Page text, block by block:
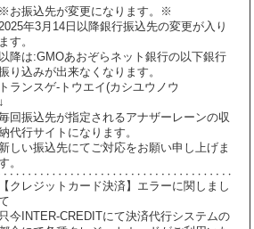
※お振込先が変更になります。※
2025年3月14日以降銀行振込先の変更が入り
ます。
以降は:GMOあおぞらネット銀行の以下銀行
り込みが出来なくなります。
トランスゲ-トウエイ(カシユウノウ
↓
回振込先が指定されるアナザーレーンの収
代行サイトになります。
新しい振込先にてご対応をお願い申し上げま
。
【クレジットカード決済】エラーに関しまし
只今INTER-CREDITにて決済代行システムの